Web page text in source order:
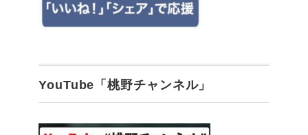
YouTube「桃野チャンネル」